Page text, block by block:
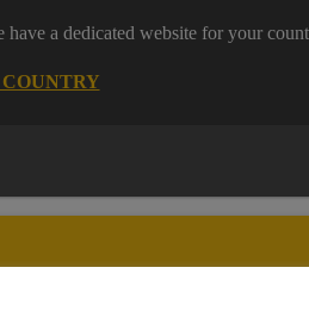
a dedicated website for your